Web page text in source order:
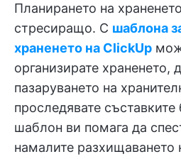
Планирането на
стресиращо. С шаблона
храненето на ClickUp
организирате храненето,
пазаруването на
проследявате
шаблон ви помага да
намалите разхищаването